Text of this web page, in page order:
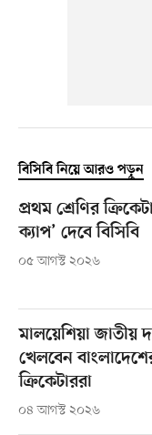
বিসিবি নিয়ে আরও পড়ুন
প্রথম শ্রেণির
ক্যাপ’ দেবে বিসিবি
০৫ আগস্ট ২০২৬
মালয়েশিয়া জাতীয়
খেলবেন
ক্রিকেটাররা
০৪ আগস্ট ২০২৬